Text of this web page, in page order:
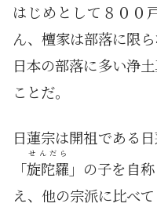
はじめとして８００
ん、檀家は部落に限
日本の部落に多い浄
ことだ。
日蓮宗は開祖である
「旋陀羅
せんだら
」の子を自
え、他の宗派に比べ